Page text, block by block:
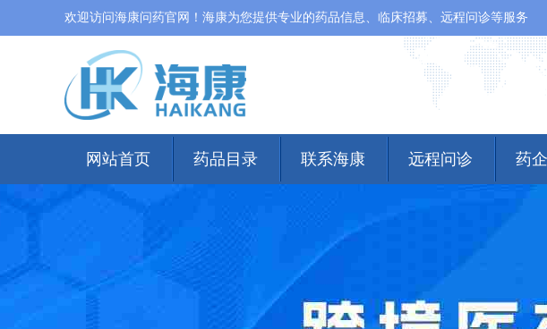
欢迎访问海康问药官网！海康为您提供专业的药品信息、临床招募、远程问诊等服务
网站首页 药品目录 联系海康 远程问诊 药